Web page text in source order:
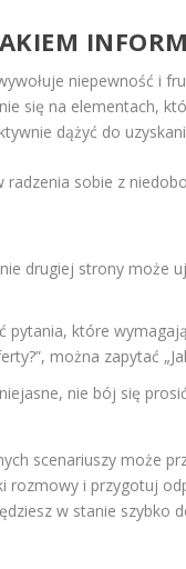
niepewność i
się na elementach,
dążyć do
radzenia sobie z
drugiej strony
pytania, które
można zapytać
nie bój się
scenariuszy może
rozmowy i przygotuj
w stanie